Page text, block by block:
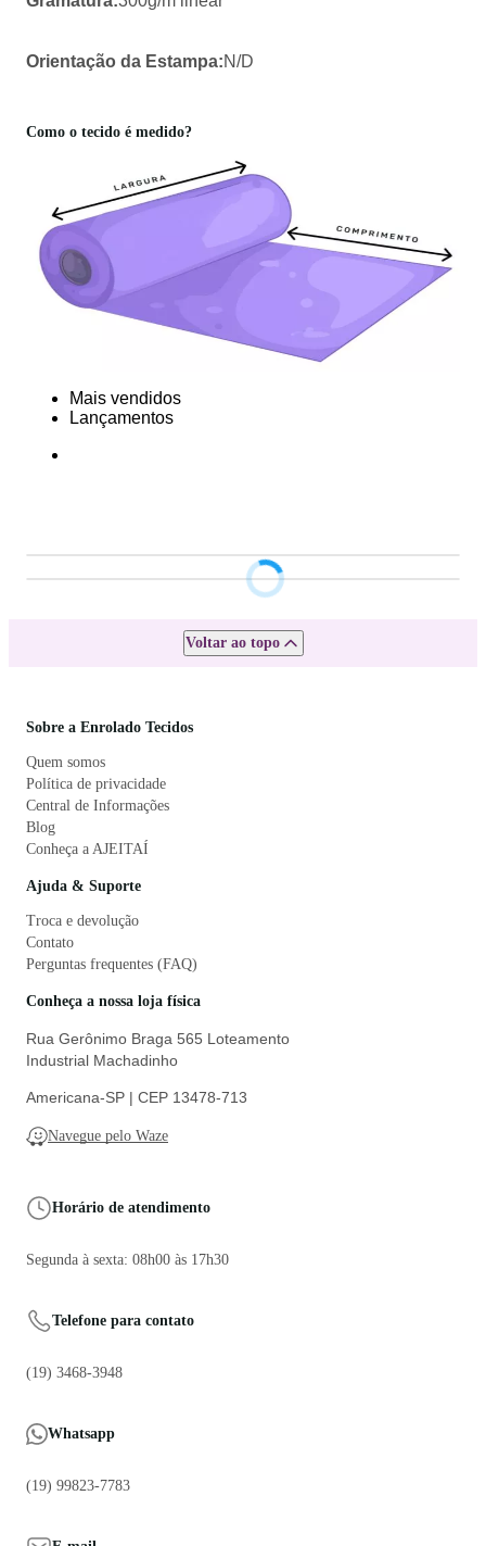
Orientação da Estampa:N/D
Como o tecido é medido?
Mais vendidos
Lançamentos
Voltar ao topo
Sobre a Enrolado Tecidos
Quem somos
Política de privacidade
Central de Informações
Blog
Conheça a AJEITAÍ
Ajuda & Suporte
Troca e devolução
Contato
Perguntas frequentes (FAQ)
Conheça a nossa loja física
Rua Gerônimo Braga 565 Loteamento
Industrial Machadinho
Americana-SP | CEP 13478-713
Navegue pelo Waze
Horário de atendimento
Segunda à sexta: 08h00 às 17h30
Telefone para contato
(19) 3468-3948
Whatsapp
(19) 99823-7783